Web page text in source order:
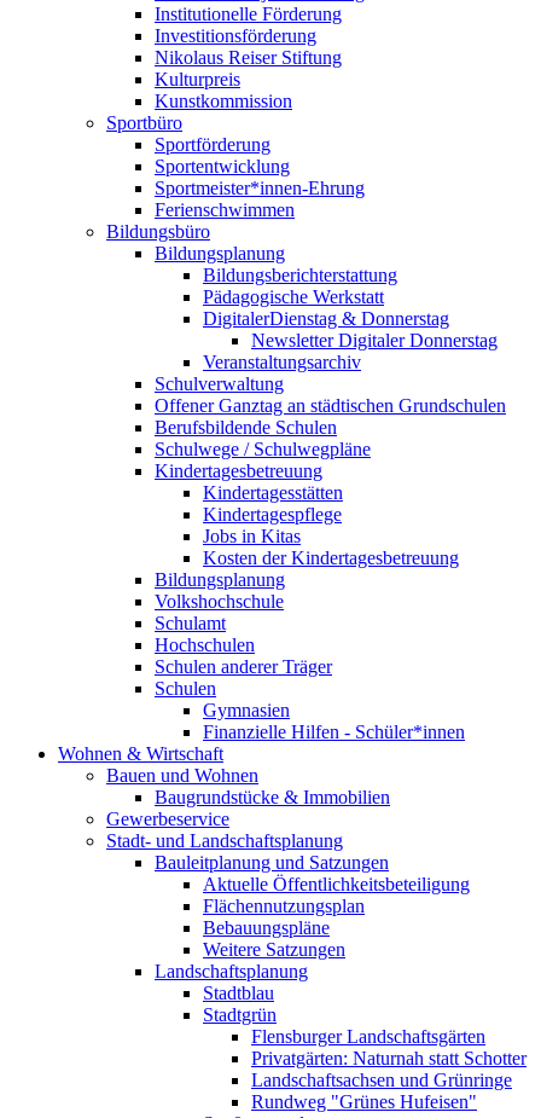
Institutionelle Förderung
Investitionsförderung
Nikolaus Reiser Stiftung
Kulturpreis
Kunstkommission
Sportbüro
Sportförderung
Sportentwicklung
Sportmeister*innen-Ehrung
Ferienschwimmen
Bildungsbüro
Bildungsplanung
Bildungsberichterstattung
Pädagogische Werkstatt
DigitalerDienstag & Donnerstag
Newsletter Digitaler Donnerstag
Veranstaltungsarchiv
Schulverwaltung
Offener Ganztag an städtischen Grundschulen
Berufsbildende Schulen
Schulwege / Schulwegpläne
Kindertagesbetreuung
Kindertagesstätten
Kindertagespflege
Jobs in Kitas
Kosten der Kindertagesbetreuung
Bildungsplanung
Volkshochschule
Schulamt
Hochschulen
Schulen anderer Träger
Schulen
Gymnasien
Finanzielle Hilfen - Schüler*innen
Wohnen & Wirtschaft
Bauen und Wohnen
Baugrundstücke & Immobilien
Gewerbeservice
Stadt- und Landschaftsplanung
Bauleitplanung und Satzungen
Aktuelle Öffentlichkeitsbeteiligung
Flächennutzungsplan
Bebauungspläne
Weitere Satzungen
Landschaftsplanung
Stadtblau
Stadtgrün
Flensburger Landschaftsgärten
Privatgärten: Naturnah statt Schotter
Landschaftsachsen und Grünringe
Rundweg "Grünes Hufeisen"